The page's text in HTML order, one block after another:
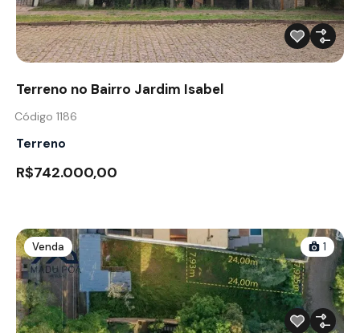
Terreno no Bairro Jardim Isabel
Código 1186
Terreno
R$742.000,00
Venda 1